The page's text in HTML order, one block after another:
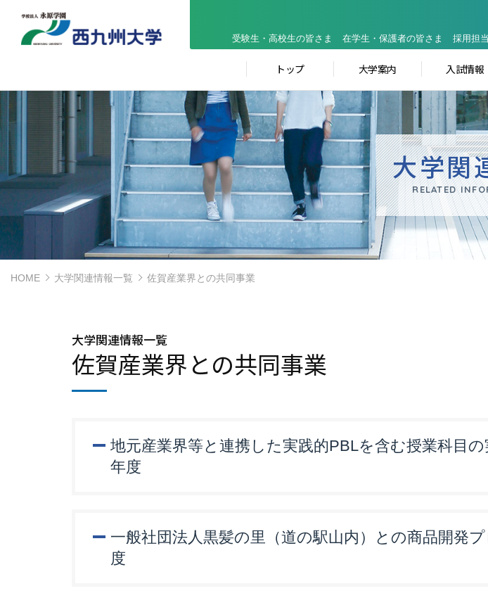
受験生・高校生の皆さま 在学生・保護者の皆さま 採用担
トップ 大学案内 入試情報
大学関
RELATED
HOME 大学関連情報一覧 佐賀産業界との共同事業
大学関連情報一覧
佐賀産業界との共同事業
地元産業界等と連携した実践的PBLを含む授業科目
年度
一般社団法人黒髪の里（道の駅山内）との商品開発
度